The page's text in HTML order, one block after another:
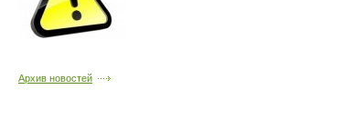
Архив новостей